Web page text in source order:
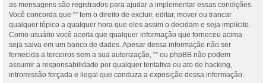
as mensagens são registrados para ajudar a implementar essas condições.
Você concorda que “” tem o direito de excluir, editar, mover ou trancar
qualquer tópico a qualquer hora que eles assim o decidam e seja implícito.
Como usuário você aceita que qualquer informação que forneceu acima
seja salva em um banco de dados. Apesar dessa informação não ser
fornecida a terceiros sem a sua autorização, “” ou phpBB não podem
assumir a responsabilidade por qualquer tentativa ou ato de hacking,
intromissão forçada e ilegal que conduza a exposição dessa informação.